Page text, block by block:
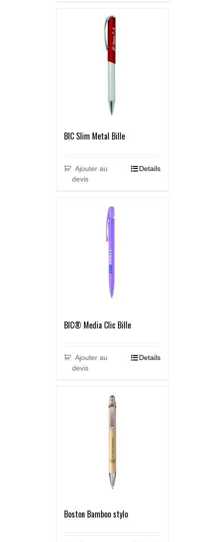
BIC Slim Metal Bille
Ajouter au
devis
Details
BIC® Media Clic Bille
Ajouter au
devis
Details
Boston Bamboo stylo